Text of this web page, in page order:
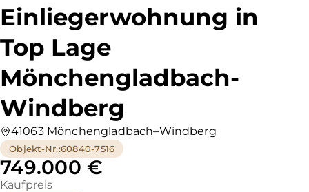
Einliegerwohnung in
Top Lage
Mönchengladbach-
Windberg
41063 Mönchengladbach–Windberg
Objekt-Nr.:60840-7516
749.000 €
Kaufpreis